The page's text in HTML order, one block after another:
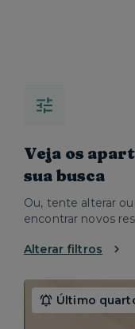
Veja os
sua busca
Ou, tente alterar
encontrar novos
Alterar filtros
Último